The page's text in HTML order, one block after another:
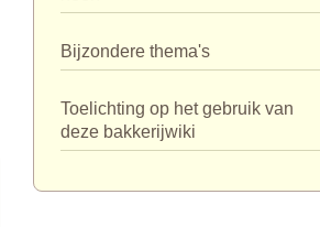
Bijzondere thema's
Toelichting op het gebruik van
deze bakkerijwiki